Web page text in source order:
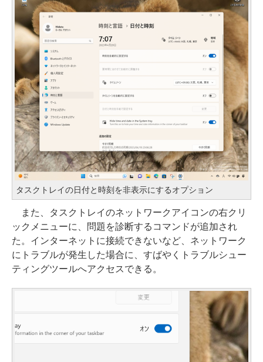
タスクトレイの日付と時刻を非表示にするオプション
また、タスクトレイのネットワークアイコンの右クリ
ックメニューに、問題を診断するコマンドが追加され
た。インターネットに接続できないなど、ネットワーク
にトラブルが発生した場合に、すばやくトラブルシュー
ティングツールへアクセスできる。